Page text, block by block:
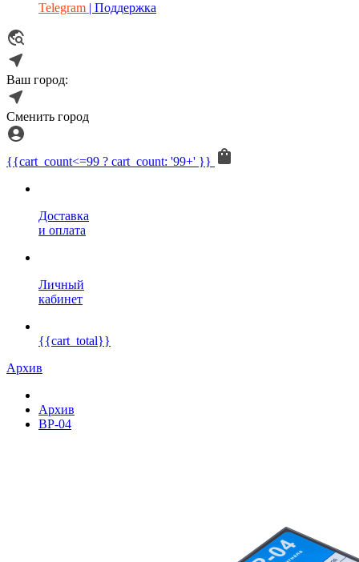
Telegram | Поддержка
Ваш город:
Сменить город
{{cart_count<=99 ? cart_count: '99+' }}
Доставка
и оплата
Личный
кабинет
{{cart_total}}
Архив
Архив
ВР-04